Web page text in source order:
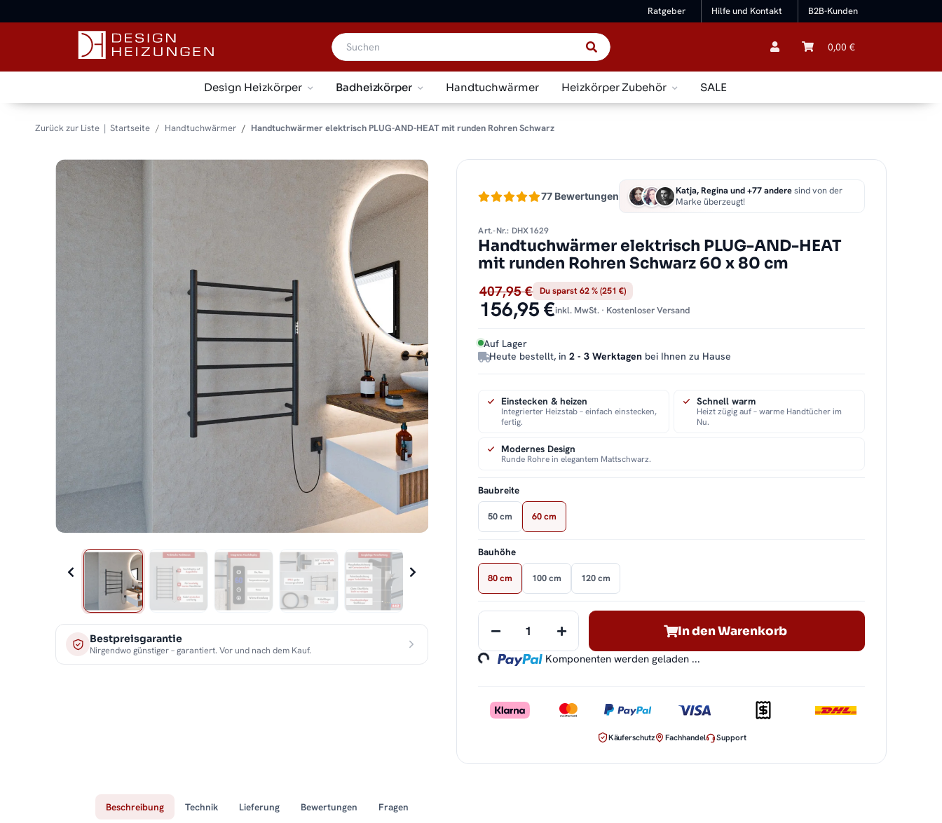
Ratgeber Hilfe und Kontakt B2B-Kunden
0,00 €
Design Heizkörper Badheizkörper Handtuchwärmer Heizkörper Zubehör SALE
Zurück zur Liste Startseite Handtuchwärmer Handtuchwärmer elektrisch PLUG-AND-HEAT mit runden Rohren Schwarz
Bestpreisgarantie
Nirgendwo günstiger – garantiert. Vor und nach dem Kauf.
77 Bewertungen Katja, Regina und +77 anderesind von der
Marke überzeugt!
Art.-Nr.: DHX1629
Handtuchwärmer elektrisch PLUG-AND-HEAT
mit runden Rohren Schwarz 60 x 80 cm
407,95 € Du sparst 62 % (251 €)
156,95 €inkl. MwSt. · Kostenloser Versand
Auf Lager
Heute bestellt, in2 - 3 Werktagen bei Ihnen zu Hause
Einstecken & heizen
Integrierter Heizstab – einfach einstecken,
fertig.
Schnell warm
Heizt zügig auf – warme Handtücher im
Nu.
Modernes Design
Runde Rohre in elegantem Mattschwarz.
Baubreite
50 cm 60 cm
Bauhöhe
80 cm 100 cm 120 cm
In den Warenkorb
Loading... Komponenten werden geladen ...
Käuferschutz Fachhandel Support
Beschreibung Technik Lieferung Bewertungen Fragen